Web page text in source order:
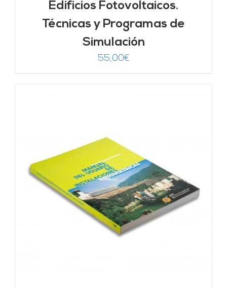
Edificios Fotovoltaicos.
Técnicas y Programas de
Simulación
55,00€